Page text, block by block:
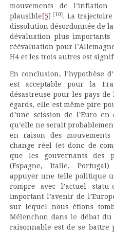
mouvements de
plausible [5] [10]. La
dissolution désordonnée de
dévaluation plus importants
réévaluation pour
H4 et les trois autres est
En conclusion, l’hypothèse
est acceptable pour la
désastreuse pour les pays de
égards, elle est même pire
d’une scission de l’Euro
qu’elle ne serait
en raison des
change réel (et donc de
que les gouvernants des
(Espagne, Italie,
appuyer une telle politique
rompre avec l’actuel
important l’avenir de
sur lequel nous étions
Mélenchon dans le débat
raisonnable est de se battre